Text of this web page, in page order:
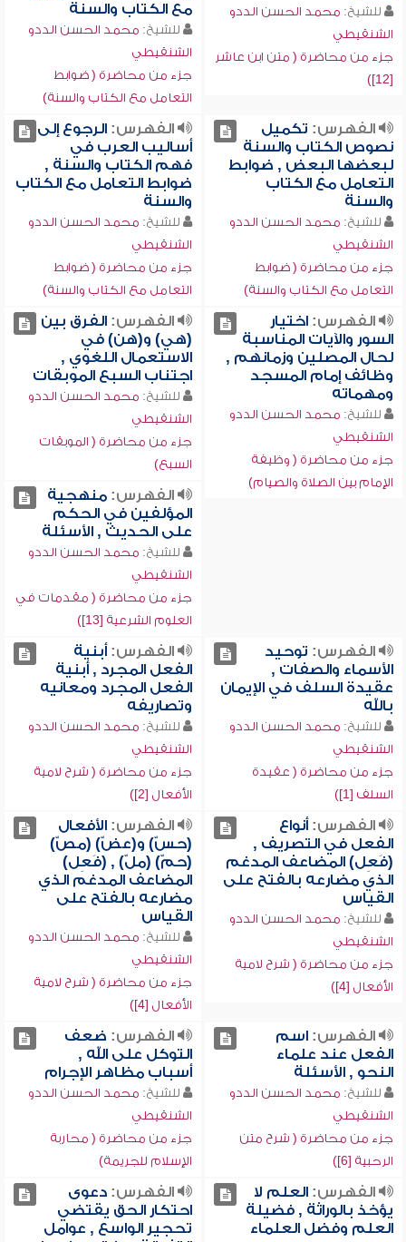
للشيخ: محمد الحسن الددو
الشنقيطي
جزء من محاضرة ( متن ابن عاشر
[12])
مع الكتاب والسنة
للشيخ: محمد الحسن الددو
الشنقيطي
جزء من محاضرة ( ضوابط
التعامل مع الكتاب والسنة)
الفهرس: تكميل
نصوص الكتاب والسنة
لبعضها البعض , ضوابط
التعامل مع الكتاب
والسنة
للشيخ: محمد الحسن الددو
الشنقيطي
جزء من محاضرة ( ضوابط
التعامل مع الكتاب والسنة)
الفهرس:الرجوع إلى
أساليب العرب في
فهم الكتاب والسنة ,
ضوابط التعامل مع الكتاب
والسنة
للشيخ: محمد الحسن الددو
الشنقيطي
جزء من محاضرة ( ضوابط
التعامل مع الكتاب والسنة)
الفهرس:اختيار
السور والآيات المناسبة
لحال المصلين وزمانهم ,
وظائف إمام المسجد
ومهماته
للشيخ: محمد الحسن الددو
الشنقيطي
جزء من محاضرة ( وظيفة
الإمام بين الصلاة والصيام)
الفهرس:الفرق بين
(هي) و(هن) في
الاستعمال اللغوي ,
اجتناب السبع الموبقات
للشيخ: محمد الحسن الددو
الشنقيطي
جزء من محاضرة ( الموبقات
السبع)
الفهرس:منهجية
المؤلفين في الحكم
على الحديث , الأسئلة
للشيخ: محمد الحسن الددو
الشنقيطي
جزء من محاضرة ( مقدمات في
العلوم الشرعية [13])
الفهرس: توحيد
الأسماء والصفات ,
عقيدة السلف في الإيمان
بالله
للشيخ: محمد الحسن الددو
الشنقيطي
جزء من محاضرة ( عقيدة
السلف [1])
الفهرس:أبنية
الفعل المجرد , أبنية
الفعل المجرد ومعانيه
وتصاريفه
للشيخ: محمد الحسن الددو
الشنقيطي
جزء من محاضرة ( شرح لامية
الأفعال [2])
الفهرس:أنواع
الفعل في التصريف ,
(فَعِل) المضاعف المدغم
الذي مضارعه بالفتح على
القياس
للشيخ: محمد الحسن الددو
الشنقيطي
جزء من محاضرة ( شرح لامية
الأفعال [4])
الفهرس:الأفعال
(حسّ) و(عضّ) (مصّ)
(حمّ) (ملّ) , (فَعِل)
المضاعف المدغم الذي
مضارعه بالفتح على
القياس
للشيخ: محمد الحسن الددو
الشنقيطي
جزء من محاضرة ( شرح لامية
الأفعال [4])
الفهرس:اسم
الفعل عند علماء
النحو , الأسئلة
للشيخ: محمد الحسن الددو
الشنقيطي
جزء من محاضرة ( شرح متن
الرحبية [6])
الفهرس: ضعف
التوكل على الله ,
أسباب مظاهر الإجرام
للشيخ: محمد الحسن الددو
الشنقيطي
جزء من محاضرة ( محاربة
الإسلام للجريمة)
الفهرس:العلم لا
يؤخذ بالوراثة , فضيلة
العلم وفضل العلماء
الفهرس:دعوى
احتكار الحق يقتضي
تحجير الواسع , عوامل